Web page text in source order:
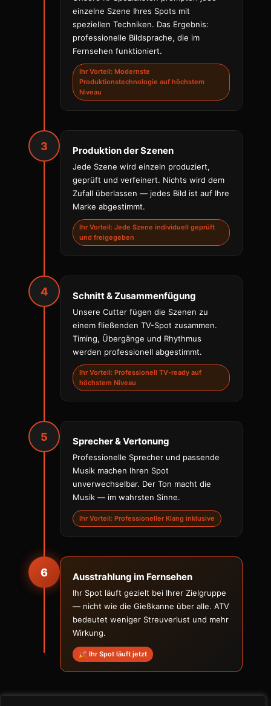
einzelne Szene Ihres Spots mit
speziellen Techniken. Das Ergebnis:
professionelle Bildsprache, die im
Fernsehen funktioniert.
Ihr Vorteil: Modernste
Produktionstechnologie auf höchstem
Niveau
3 Produktion der Szenen
Jede Szene wird einzeln produziert,
geprüft und verfeinert. Nichts wird dem
Zufall überlassen — jedes Bild ist auf Ihre
Marke abgestimmt.
Ihr Vorteil: Jede Szene individuell geprüft
und freigegeben
4 Schnitt & Zusammenfügung
Unsere Cutter fügen die Szenen zu
einem fließenden TV-Spot zusammen.
Timing, Übergänge und Rhythmus
werden professionell abgestimmt.
Ihr Vorteil: Professionell TV-ready auf
höchstem Niveau
5 Sprecher & Vertonung
Professionelle Sprecher und passende
Musik machen Ihren Spot
unverwechselbar. Der Ton macht die
Musik — im wahrsten Sinne.
Ihr Vorteil: Professioneller Klang inklusive
6 Ausstrahlung im Fernsehen
Ihr Spot läuft gezielt bei Ihrer Zielgruppe
— nicht wie die Gießkanne über alle. ATV
bedeutet weniger Streuverlust und mehr
Wirkung.
🎉 Ihr Spot läuft jetzt